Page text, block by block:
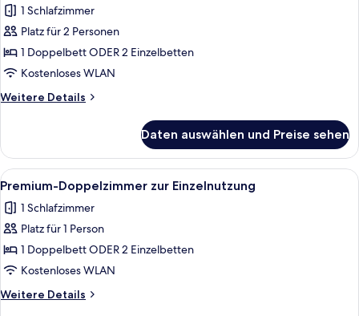
für
Premium-
Doppelzimmer
anzeigen
1 Schlafzimmer
Platz für 2 Personen
1 Doppelbett ODER 2 Einzelbetten
Kostenloses WLAN
Weitere Details
Weitere
Doppelzimmer
Daten auswählen und Preise sehen
Alle
Fotos
für
Premium-
Doppelzimmer
zur
Einzelnutzung
anzeigen
Ein Hotelzimmer mit einem großen
6
Premium-Doppelzimmer zur Einzelnutzung
1 Schlafzimmer
Platz für 1 Person
1 Doppelbett ODER 2 Einzelbetten
Kostenloses WLAN
Weitere Details
Weitere